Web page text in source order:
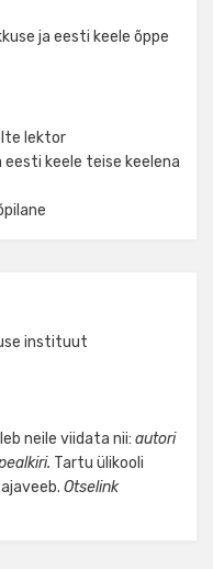
ja eesti keele õppe
lektor
keele teise keelena
instituut
neile viidata nii: autori
Tartu ülikooli
Otselink